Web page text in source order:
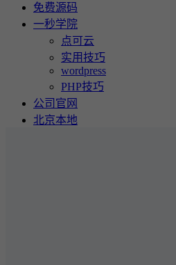
免费源码
一秒学院
点可云
实用技巧
wordpress
PHP技巧
公司官网
北京本地